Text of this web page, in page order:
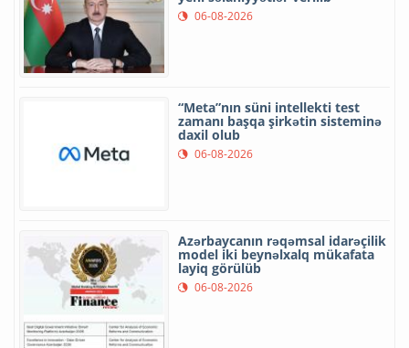
06-08-2026
“Meta”nın süni intellekti test
zamanı başqa şirkətin sisteminə
daxil olub
06-08-2026
Azərbaycanın rəqəmsal idarəçilik
model iki beynəlxalq mükafata
layiq görülüb
06-08-2026